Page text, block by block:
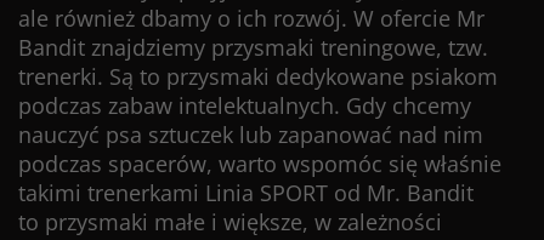
ale również dbamy o ich rozwój. W ofercie Mr
Bandit znajdziemy przysmaki treningowe, tzw.
trenerki. Są to przysmaki dedykowane psiakom
podczas zabaw intelektualnych. Gdy chcemy
nauczyć psa sztuczek lub zapanować nad nim
podczas spacerów, warto wspomóc się właśnie
takimi trenerkami Linia SPORT od Mr. Bandit
to przysmaki małe i większe, w zależności